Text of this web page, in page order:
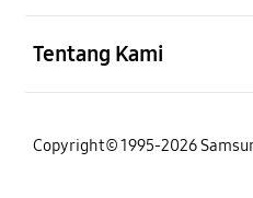
Tentang Kami
Copyright© 1995-2026